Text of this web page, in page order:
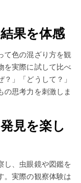
果を体感
て色の混ざり方を観
を実際に試して比べ
」「どうして？」
の思考力を刺激しま
見を楽し
し、虫眼鏡や図鑑を
。実際の観察体験は